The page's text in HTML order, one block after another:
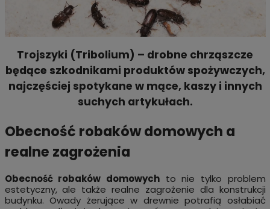
Trojszyki (Tribolium) – drobne chrząszcze
będące szkodnikami produktów spożywczych,
najczęściej spotykane w mące, kaszy i innych
suchych artykułach.
Obecność robaków domowych a
realne zagrożenia
Obecność robaków domowychto nie tylko problem
estetyczny, ale także realne zagrożenie dla konstrukcji
budynku. Owady żerujące w drewnie potrafią osłabiać